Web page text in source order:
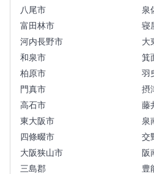
八尾市
泉
富田林市
寝
河内長野市
大
和泉市
箕
柏原市
羽
門真市
摂
高石市
藤
東大阪市
泉
四條畷市
交
大阪狭山市
阪
三島郡
豊